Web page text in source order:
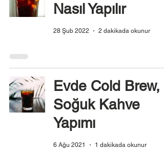
Nasıl Yapılır
28 Şub 2022 2 dakikada okunur
Evde Cold Brew,
Soğuk Kahve
Yapımı
6 Ağu 2021 1 dakikada okunur